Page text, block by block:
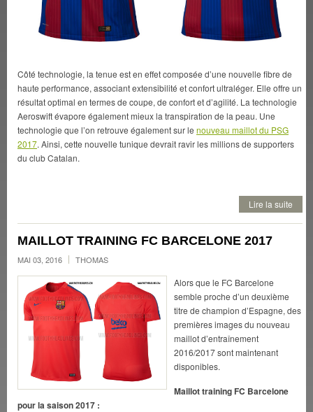
Côté technologie, la tenue est en effet composée d’une nouvelle fibre de
haute performance, associant extensibilité et confort ultraléger. Elle offre un
résultat optimal en termes de coupe, de confort et d’agilité. La technologie
Aeroswift évapore également mieux la transpiration de la peau. Une
technologie que l’on retrouve également sur le nouveau maillot du PSG
2017. Ainsi, cette nouvelle tunique devrait ravir les millions de supporters
du club Catalan.
Lire la suite
MAILLOT TRAINING FC BARCELONE 2017
MAI 03, 2016 THOMAS
Alors que le FC Barcelone
semble proche d’un deuxième
titre de champion d’Espagne, des
premières images du nouveau
maillot d’entraînement
2016/2017 sont maintenant
disponibles.
Maillot training FC Barcelone
pour la saison 2017 :